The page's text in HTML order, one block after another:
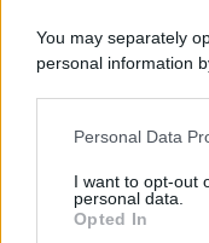
You may separately
personal information
This information may
disclose it to other
Please note that this
Personal Data
I want to opt-out
personal data.
Opted In
InvestirMag